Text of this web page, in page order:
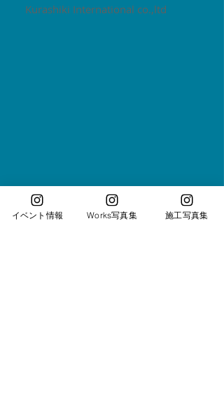
Kurashiki International co.,ltd
イベント情報 Works写真集 施工写真集